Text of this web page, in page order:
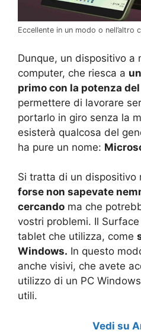
Eccellente in un modo o nell’altro
Dunque, un dispositivo a
computer, che riesca a
primo con la potenza
permettere di lavorare
portarlo in giro senza la
esisterà qualcosa del
ha pure un nome:
Si tratta di un dispositivo
forse non sapevate
cercando ma che
vostri problemi. Il
tablet che utilizza, come
Windows. In questo
anche visivi, che avete
utilizzo di un PC
utili.
Vedi su